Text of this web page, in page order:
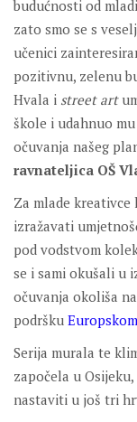
budućnosti od
zato smo se s
učenici
pozitivnu, zelenu
Hvala i street art
škole i udahnuo
očuvanja našeg
ravnateljica OŠ
Za mlade
izražavati
pod vodstvom
se i sami okušali u
očuvanja okoliša
podršku
Serija murala te
započela u
nastaviti u još tri